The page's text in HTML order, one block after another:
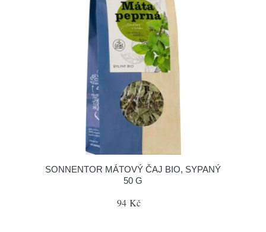
SONNENTOR MÁTOVÝ ČAJ BIO, SYPANÝ
50 G
94 Kč